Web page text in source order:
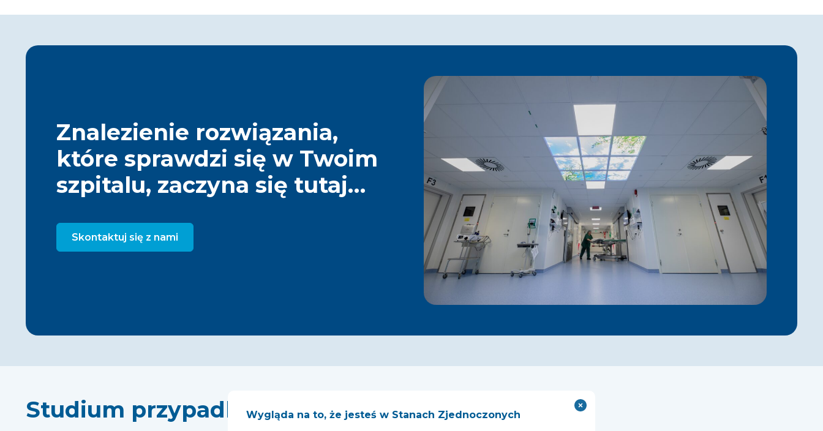
Znalezienie rozwiązania,
które sprawdzi się w Twoim
szpitalu, zaczyna się tutaj…
Skontaktuj się z nami
Studium przypadkuWygląda na to, że jesteś w Stanach Zjednoczonych